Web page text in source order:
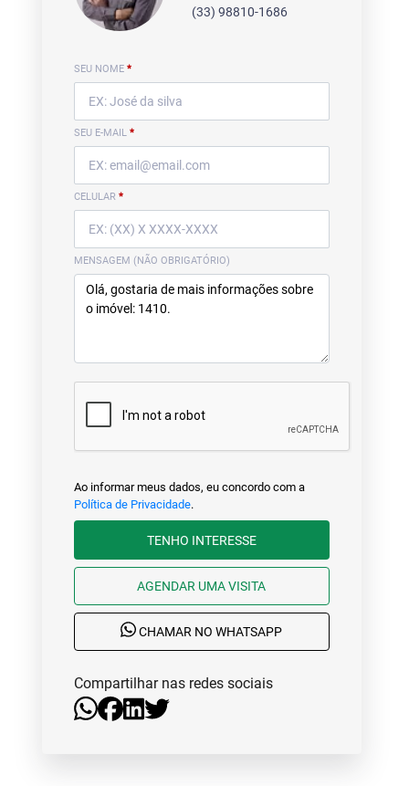
(33) 98810-1686
SEU NOME *
SEU E-MAIL *
CELULAR *
MENSAGEM (NÃO OBRIGATÓRIO)
Ao informar meus dados, eu concordo com a
Política de Privacidade.
TENHO INTERESSE
AGENDAR UMA VISITA
CHAMAR NO WHATSAPP
Compartilhar nas redes sociais